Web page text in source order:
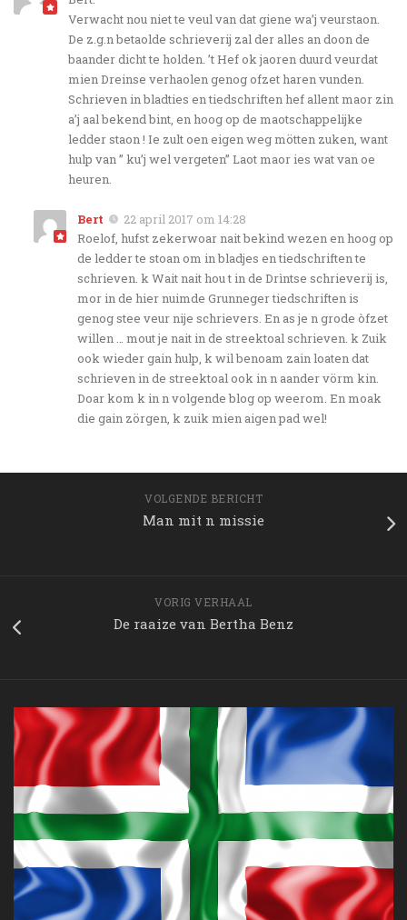
Verwacht nou niet te veul van dat giene wa’j veurstaon.
De z.g.n betaolde schrieverij zal der alles an doon de
baander dicht te holden. ’t Hef ok jaoren duurd veurdat
mien Dreinse verhaolen genog ofzet haren vunden.
Schrieven in bladties en tiedschriften hef allent maor zin
a’j aal bekend bint, en hoog op de maotschappelijke
ledder staon ! Ie zult oen eigen weg mötten zuken, want
hulp van ” ku’j wel vergeten” Laot maor ies wat van oe
heuren.
Bert
22 april 2017 om 14:28
Roelof, hufst zekerwoar nait bekìnd wezen en hoog op
de ledder te stoan om in bladjes en tiedschriften te
schrieven. k Wait nait hou t in de Drìntse schrieverij is,
mor in de hier nuimde Grunneger tiedschriften is
genog stee veur nije schrievers. En as je n grode òfzet
willen … mout je nait in de streektoal schrieven. k Zuik
ook wieder gain hulp, k wil benoam zain loaten dat
schrieven in de streektoal ook in n aander vörm kin.
Doar kom k in n volgende blog op weerom. En moak
die gain zörgen, k zuik mien aigen pad wel!
VOLGENDE BERICHT
Man mit n missie
VORIG VERHAAL
De raaize van Bertha Benz